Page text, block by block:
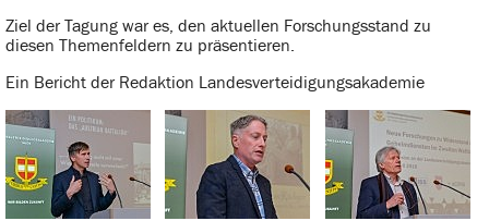
Ziel der Tagung war es, den aktuellen Forschungsstand zu
diesen Themenfeldern zu präsentieren.
Ein Bericht der Redaktion Landesverteidigungsakademie